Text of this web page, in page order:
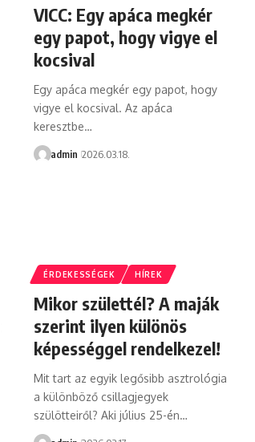
VICC: Egy apáca megkér
egy papot, hogy vigye el
kocsival
Egy apáca megkér egy papot, hogy
vigye el kocsival. Az apáca
keresztbe…
admin 2026.03.18.
ÉRDEKESSÉGEK HÍREK
Mikor születtél? A maják
szerint ilyen különös
képességgel rendelkezel!
Mit tart az egyik legősibb asztrológia
a különböző csillagjegyek
szülötteiről? Aki július 25-én…